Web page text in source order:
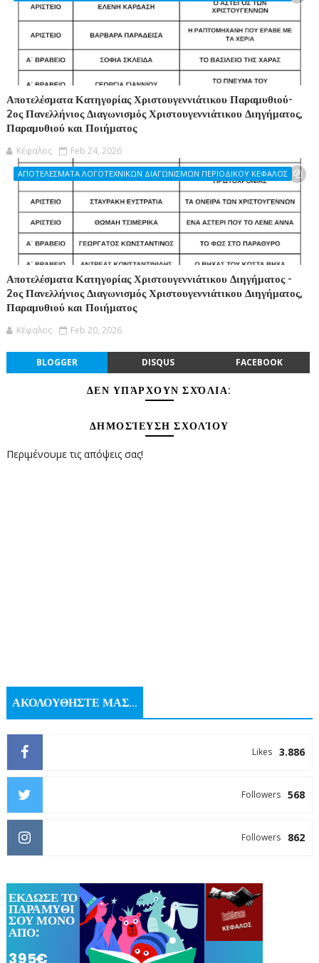
Αποτελέσματα Κατηγορίας Χριστουγεννιάτικου Παραμυθιού-
2ος Πανελλήνιος Διαγωνισμός Χριστουγεννιάτικου Διηγήματος,
Παραμυθιού και Ποιήματος
Κέφαλος Feb 24, 2026
ΑΠΟΤΕΛΕΣΜΑΤΑ ΛΟΓΟΤΕΧΝΙΚΩΝ ΔΙΑΓΩΝΙΣΜΩΝ ΠΕΡΙΟΔΙΚΟΥ ΚΕΦΑΛΟΣ
Αποτελέσματα Κατηγορίας Χριστουγεννιάτικου Διηγήματος -
2ος Πανελλήνιος Διαγωνισμός Χριστουγεννιάτικου Διηγήματος,
Παραμυθιού και Ποιήματος
Κέφαλος Feb 20, 2026
BLOGGER DISQUS FACEBOOK
ΔΕΝ ΥΠΆΡΧΟΥΝ ΣΧΌΛΙΑ:
ΔΗΜΟΣΊΕΥΣΗ ΣΧΟΛΊΟΥ
Περιμένουμε τις απόψεις σας!
ΑΚΟΛΟΥΘΗΣΤΕ ΜΑΣ...
3.886
Likes
568
Followers
862
Followers